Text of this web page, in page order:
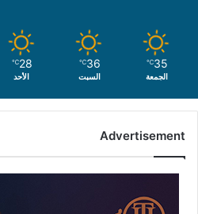
35
℃
الجمعة
36
℃
السبت
28
℃
الأحد
Advertisement